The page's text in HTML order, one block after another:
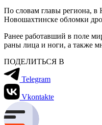
По словам главы региона, в
Новошахтинске обломки
Ранее работавший в поле
раны лица и ноги, а также
ПОДЕЛИТЬСЯ В
Telegram
Vkontakte